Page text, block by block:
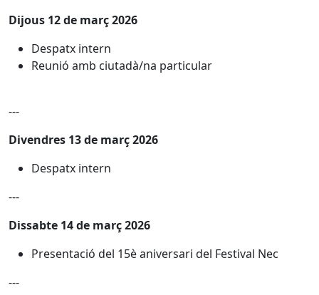
Dijous 12 de març 2026
Despatx intern
Reunió amb ciutadà/na particular
---
Divendres 13 de març 2026
Despatx intern
---
Dissabte 14 de març 2026
Presentació del 15è aniversari del Festival Nec
---